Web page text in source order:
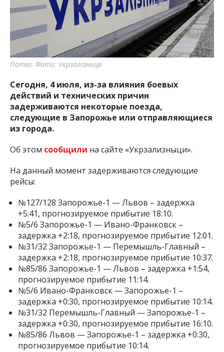
важную информацию о событиях
города Запорожья и области.
Потяг. Фото: Укрзалізниця
Сегодня, 4 июля, из-за влияния боевых
действий и технических причин
задерживаются некоторые поезда,
следующие в Запорожье или отправляющиеся
из города.
Об этом сообщили на сайте «Укрзализныци».
На данный момент задерживаются следующие
рейсы:
№127/128 Запорожье-1 — Львов – задержка
+5:41, прогнозируемое прибытие 18:10.
№5/6 Запорожье-1 — Ивано-Франковск –
задержка +2:18, прогнозируемое прибытие 12:01.
№31/32 Запорожье-1 — Перемышль-Главный –
задержка +2:18, прогнозируемое прибытие 10:37.
№85/86 Запорожье-1 — Львов – задержка +1:54,
прогнозируемое прибытие 11:14.
№5/6 Ивано-Франковск — Запорожье-1 –
задержка +0:30, прогнозируемое прибытие 10:14.
№31/32 Перемышль-Главный — Запорожье-1 –
задержка +0:30, прогнозируемое прибытие 16:10.
№85/86 Львов — Запорожье-1 – задержка +0:30,
прогнозируемое прибытие 10:14.